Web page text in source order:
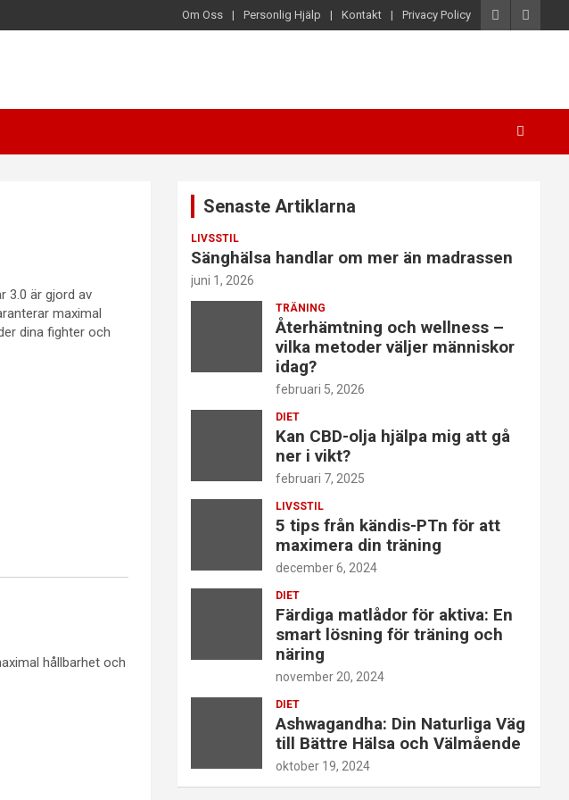
Om Oss Personlig Hjälp Kontakt Privacy Policy
3.0 är gjord av
maximal
dina fighter och
hållbarhet och
Senaste Artiklarna
LIVSSTIL
Sänghälsa handlar om mer än madrassen
juni 1, 2026
TRÄNING
Återhämtning och wellness –
vilka metoder väljer människor
idag?
februari 5, 2026
DIET
Kan CBD-olja hjälpa mig att gå
ner i vikt?
februari 7, 2025
LIVSSTIL
5 tips från kändis-PTn för att
maximera din träning
december 6, 2024
DIET
Färdiga matlådor för aktiva: En
smart lösning för träning och
näring
november 20, 2024
DIET
Ashwagandha: Din Naturliga Väg
till Bättre Hälsa och Välmående
oktober 19, 2024